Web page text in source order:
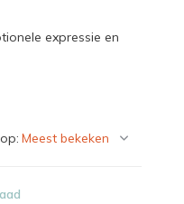
expressie en